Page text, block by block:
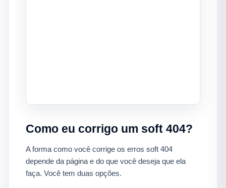
Como eu corrigo um soft 404?
A forma como você corrige os erros soft 404
depende da página e do que você deseja que ela
faça. Você tem duas opções.